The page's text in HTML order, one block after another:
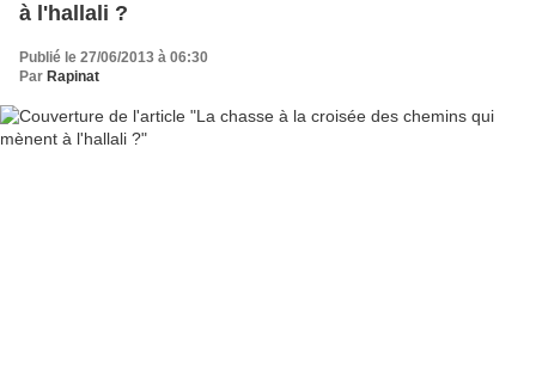
à l'hallali ?
Publié le 27/06/2013 à 06:30
Par Rapinat